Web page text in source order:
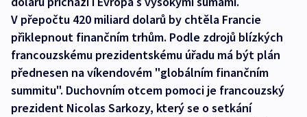
V přepočtu 420 miliard dolarů by chtěla Francie
přiklepnout finančním trhům. Podle zdrojů blízkých
francouzskému prezidentskému úřadu má být plán
přednesen na víkendovém "globálním finančním
summitu". Duchovním otcem pomoci je francouzský
prezident Nicolas Sarkozy, který se o setkání